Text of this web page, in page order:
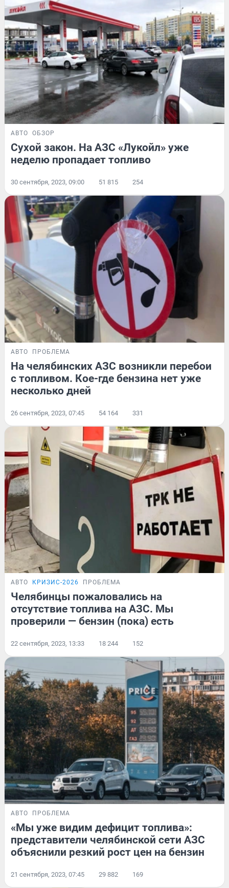
АВТО ОБЗОР
Сухой закон. На АЗС «Лукойл» уже
неделю пропадает топливо
30 сентября, 2023, 09:00 51 815 254
АВТО ПРОБЛЕМА
На челябинских АЗС возникли перебои
с топливом. Кое-где бензина нет уже
несколько дней
26 сентября, 2023, 07:45 54 164 331
АВТО КРИЗИС-2026 ПРОБЛЕМА
Челябинцы пожаловались на
отсутствие топлива на АЗС. Мы
проверили — бензин (пока) есть
22 сентября, 2023, 13:33 18 244 152
АВТО ПРОБЛЕМА
«Мы уже видим дефицит топлива»:
представители челябинской сети АЗС
объяснили резкий рост цен на бензин
21 сентября, 2023, 07:45 29 882 169